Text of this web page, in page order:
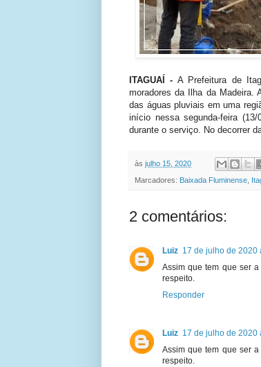
ITAGUAÍ - A Prefeitura de
moradores da Ilha da Madeira.
das águas pluviais em uma
início nessa segunda-feira
durante o serviço. No decorrer
às julho 15, 2020
Marcadores: Baixada Fluminense
2 comentários:
Luiz 17 de julho de 2020
Assim que tem que ser
respeito.
Responder
Luiz 17 de julho de 2020
Assim que tem que ser
respeito.